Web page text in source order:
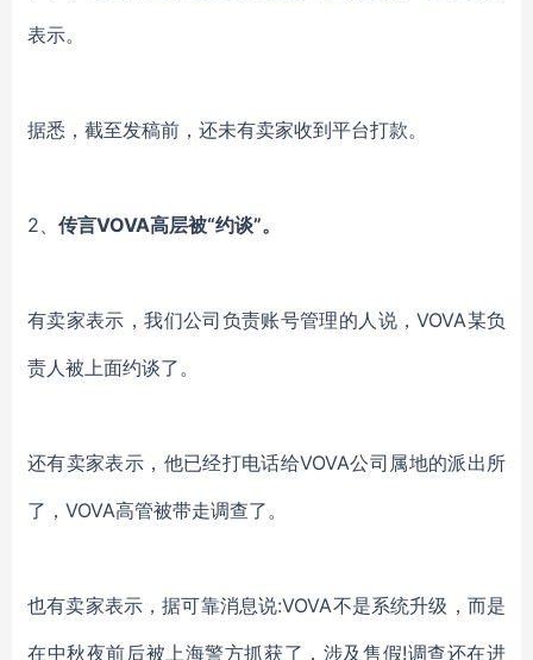
表示。
据悉，截至发稿前，还未有卖家收到平台打款。
2、 传言VOVA高层被“约谈”。
有卖家表示，我们公司负责账号管理的人说，VOVA某负
责人被上面约谈了。
还有卖家表示，他已经打电话给VOVA公司属地的派出所
了，VOVA高管被带走调查了。
也有卖家表示，据可靠消息说:VOVA不是系统升级，而是
在中秋夜前后被上海警方抓获了，涉及售假!调查还在进